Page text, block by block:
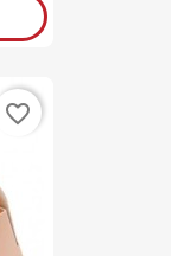
favorite_border